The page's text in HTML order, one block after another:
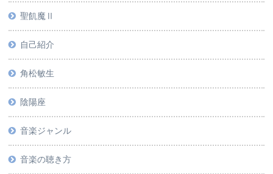
聖飢魔Ⅱ
自己紹介
角松敏生
陰陽座
音楽ジャンル
音楽の聴き方